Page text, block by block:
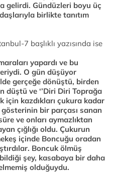
gelirdi. Gündüzleri boyu üç
birlikte tanıtım
7 başlıklı yazısında ise
yapardı ve bu
O gün düşüyor
gerçeğe dönüştü, birden
ve ‘’Diri Diri Toprağa
için kazdıkları çukura kadar
bir parçası sanan
ve onları aymazlıktan
çığlığı oldu. Çukurun
içinde Boncuğu oradan
Boncuk ölmüş
şey, kasabaya bir daha
olduğuydu.